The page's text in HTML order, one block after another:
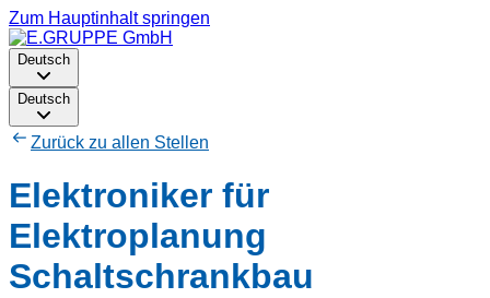
Zum Hauptinhalt springen
Deutsch
Deutsch
Zurück zu allen Stellen
Elektroniker für
Elektroplanung
Schaltschrankbau